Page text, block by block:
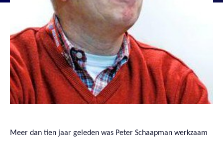
Meer dan tien jaar geleden was Peter Schaapman werkzaam